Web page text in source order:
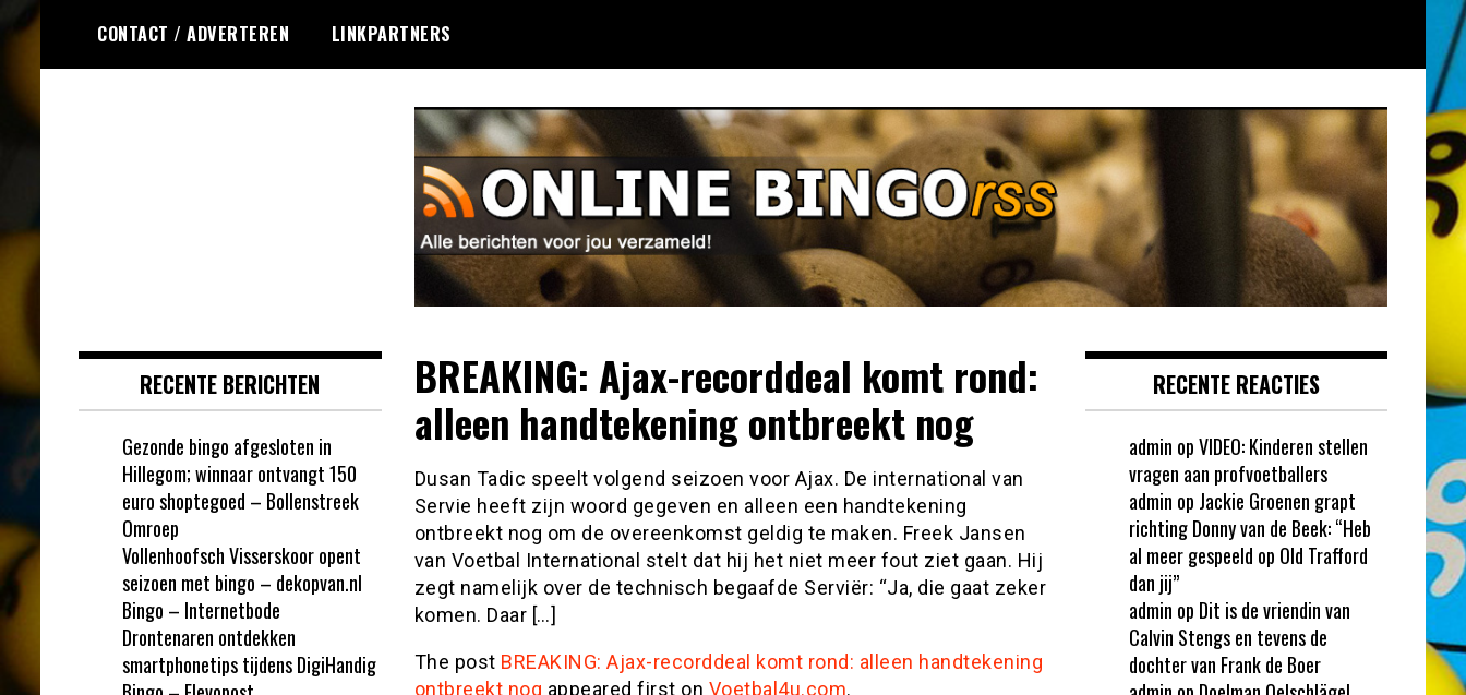
Ga
de
CONTACT / ADVERTEREN LINKPARTNERS
BREAKING: Ajax-recorddeal komt rond:
alleen handtekening ontbreekt nog
Dusan Tadic speelt volgend seizoen voor Ajax. De international van
Servie heeft zijn woord gegeven en alleen een handtekening
ontbreekt nog om de overeenkomst geldig te maken. Freek Jansen
van Voetbal International stelt dat hij het niet meer fout ziet gaan. Hij
zegt namelijk over de technisch begaafde Serviër: “Ja, die gaat zeker
komen. Daar […]
The post BREAKING: Ajax-recorddeal komt rond: alleen handtekening
ontbreekt nog appeared first on Voetbal4u.com.
RECENTE BERICHTEN
Gezonde bingo afgesloten in
Hillegom; winnaar ontvangt 150
euro shoptegoed – Bollenstreek
Omroep
Vollenhoofsch Visserskoor opent
seizoen met bingo – dekopvan.nl
Bingo – Internetbode
Drontenaren ontdekken
smartphonetips tijdens DigiHandig
RECENTE REACTIES
admin opVIDEO: Kinderen stellen
vragen aan profvoetballers
admin op Jackie Groenen grapt
richting Donny van de Beek: “Heb
al meer gespeeld op Old Trafford
dan jij”
admin op Dit is de vriendin van
Calvin Stengs en tevens de
dochter van Frank de Boer